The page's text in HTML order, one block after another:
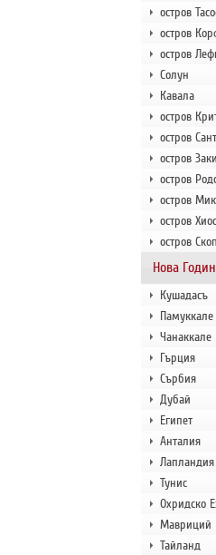
остров
остров
остров
Солун
Кавала
остров
остров
остров
остров
остров
остров Хиос
остров
Нова
Кушадасъ
Памуккале
Чанаккале
Гърция
Сърбия
Дубай
Египет
Анталия
Лапландия
Тунис
Охридско
Мавриций
Тайланд